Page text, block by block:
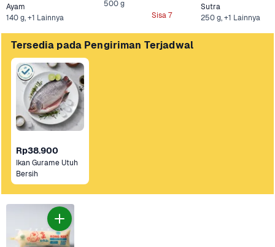
Ayam
140 g, +1 Lainnya
500 g
Sisa 7
Sutra
250 g, +1 Lainnya
Tersedia pada Pengiriman Terjadwal
Rp38.900
Ikan Gurame Utuh
Bersih